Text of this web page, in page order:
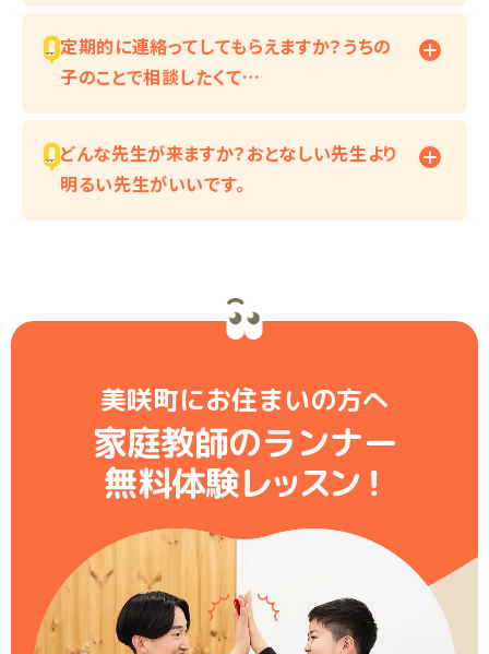
定期的に連絡ってしてもらえますか？うちの
子のことで相談したくて…
どんな先生が来ますか？おとなしい先生より
明るい先生がいいです。
美咲町にお住まいの方へ
家庭教師のランナー
無料体験レッスン！